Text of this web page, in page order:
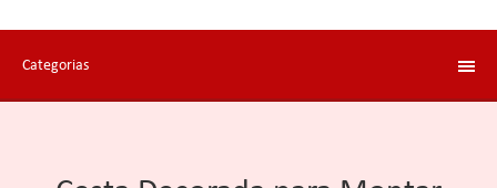
Categorias